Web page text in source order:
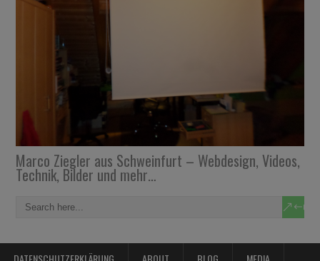
Marco Ziegler aus Schweinfurt – Webdesign, Videos,
Technik, Bilder und mehr…